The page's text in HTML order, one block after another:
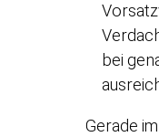
bei
Gerade